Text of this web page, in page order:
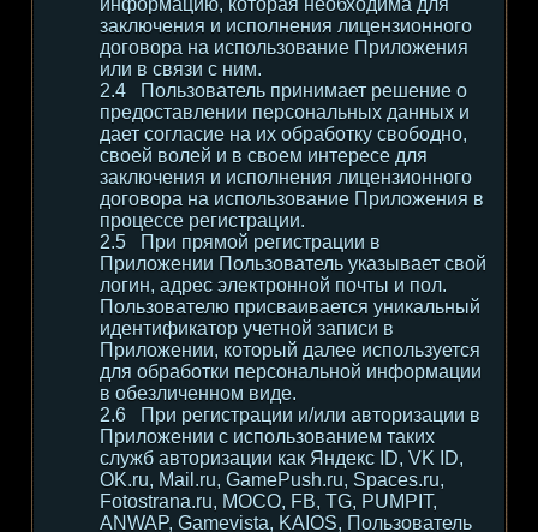
информацию, которая необходима для
заключения и исполнения лицензионного
договора на использование Приложения
или в связи с ним.
Пользователь принимает решение о
предоставлении персональных данных и
дает согласие на их обработку свободно,
своей волей и в своем интересе для
заключения и исполнения лицензионного
договора на использование Приложения в
процессе регистрации.
При прямой регистрации в
Приложении Пользователь указывает свой
логин, адрес электронной почты и пол.
Пользователю присваивается уникальный
идентификатор учетной записи в
Приложении, который далее используется
для обработки персональной информации
в обезличенном виде.
При регистрации и/или авторизации в
Приложении с использованием таких
служб авторизации как Яндекс ID, VK ID,
OK.ru, Mail.ru, GamePush.ru, Spaces.ru,
Fotostrana.ru, MOCO, FB, TG, PUMPIT,
ANWAP, Gamevista, KAIOS, Пользователь